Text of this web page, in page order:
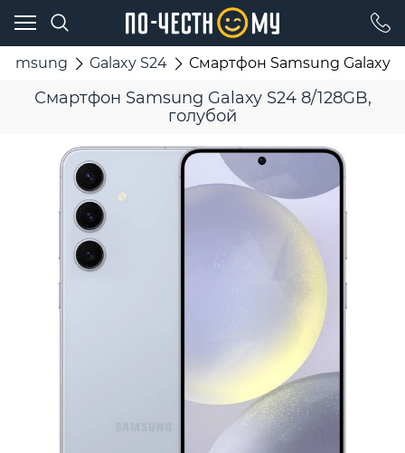
Galaxy S24 Смартфон Samsung Galaxy
Смартфон Samsung Galaxy S24 8/128GB,
голубой